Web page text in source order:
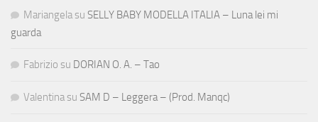
Mariangela su SELLY BABY MODELLA ITALIA – Luna lei mi
guarda
Fabrizio su DORIAN O. A. – Tao
Valentina su SAM D – Leggera – (Prod. Manqc)